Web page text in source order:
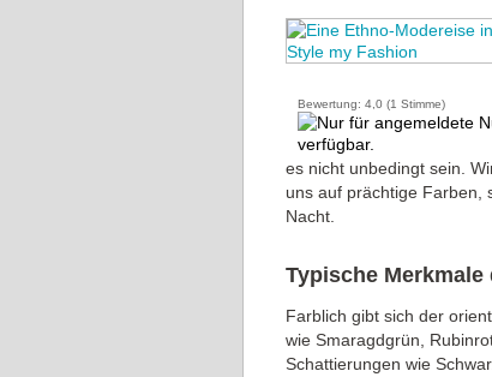
Bewertung: 4,0 (1 Stimme)
es nicht unbedingt sein.
uns auf prächtige Farben,
Nacht.
Typische
Farblich gibt sich der
wie Smaragdgrün,
Schattierungen wie